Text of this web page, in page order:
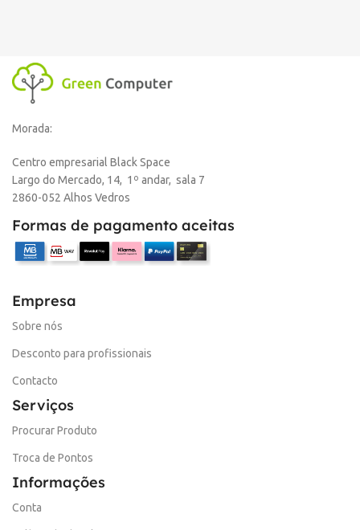
Morada:
Centro empresarial Black Space
Largo do Mercado, 14, 1º andar, sala 7
2860-052 Alhos Vedros
Formas de pagamento aceitas
Empresa
Sobre nós
Desconto para profissionais
Contacto
Serviços
Procurar Produto
Troca de Pontos
Informações
Conta